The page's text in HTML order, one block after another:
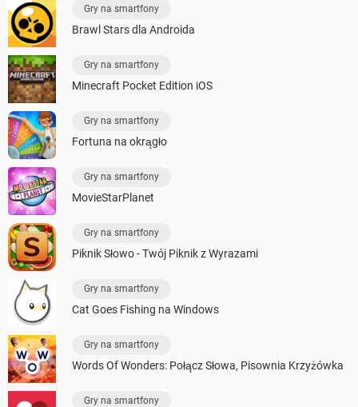
Gry na smartfony
Brawl Stars dla Androida
Gry na smartfony
Minecraft Pocket Edition iOS
Gry na smartfony
Fortuna na okrągło
Gry na smartfony
MovieStarPlanet
Gry na smartfony
Piknik Słowo - Twój Piknik z Wyrazami
Gry na smartfony
Cat Goes Fishing na Windows
Gry na smartfony
Words Of Wonders: Połącz Słowa, Pisownia Krzyżówka
Gry na smartfony